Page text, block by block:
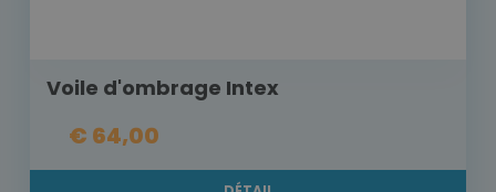
Voile d'ombrage Intex
€ 64,00